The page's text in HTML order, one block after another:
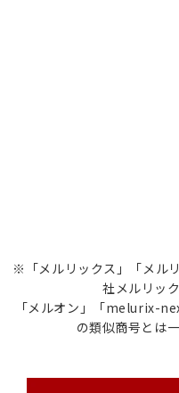
※「メルリックス」「メル
社メルリッ
「メルオン」「melurix-
の類似商号とは